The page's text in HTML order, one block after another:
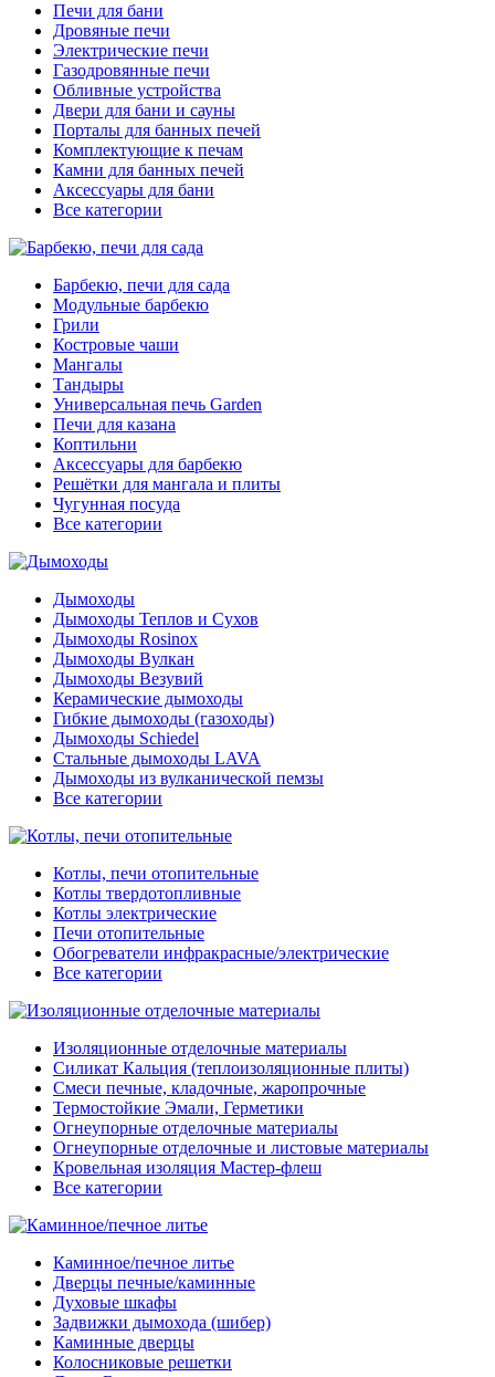
Печи для бани
Дровяные печи
Электрические печи
Газодровянные печи
Обливные устройства
Двери для бани и сауны
Порталы для банных печей
Комплектующие к печам
Камни для банных печей
Аксессуары для бани
Все категории
Барбекю, печи для сада
Модульные барбекю
Грили
Костровые чаши
Мангалы
Тандыры
Универсальная печь Garden
Печи для казана
Коптильни
Аксессуары для барбекю
Решётки для мангала и плиты
Чугунная посуда
Все категории
Дымоходы
Дымоходы Теплов и Сухов
Дымоходы Rosinox
Дымоходы Вулкан
Дымоходы Везувий
Керамические дымоходы
Гибкие дымоходы (газоходы)
Дымоходы Schiedel
Стальные дымоходы LAVA
Дымоходы из вулканической пемзы
Все категории
Котлы, печи отопительные
Котлы твердотопливные
Котлы электрические
Печи отопительные
Обогреватели инфракрасные/электрические
Все категории
Изоляционные отделочные материалы
Силикат Кальция (теплоизоляционные плиты)
Смеси печные, кладочные, жаропрочные
Термостойкие Эмали, Герметики
Огнеупорные отделочные материалы
Огнеупорные отделочные и листовые материалы
Кровельная изоляция Мастер-флеш
Все категории
Каминное/печное литье
Дверцы печные/каминные
Духовые шкафы
Задвижки дымохода (шибер)
Каминные дверцы
Колосниковые решетки